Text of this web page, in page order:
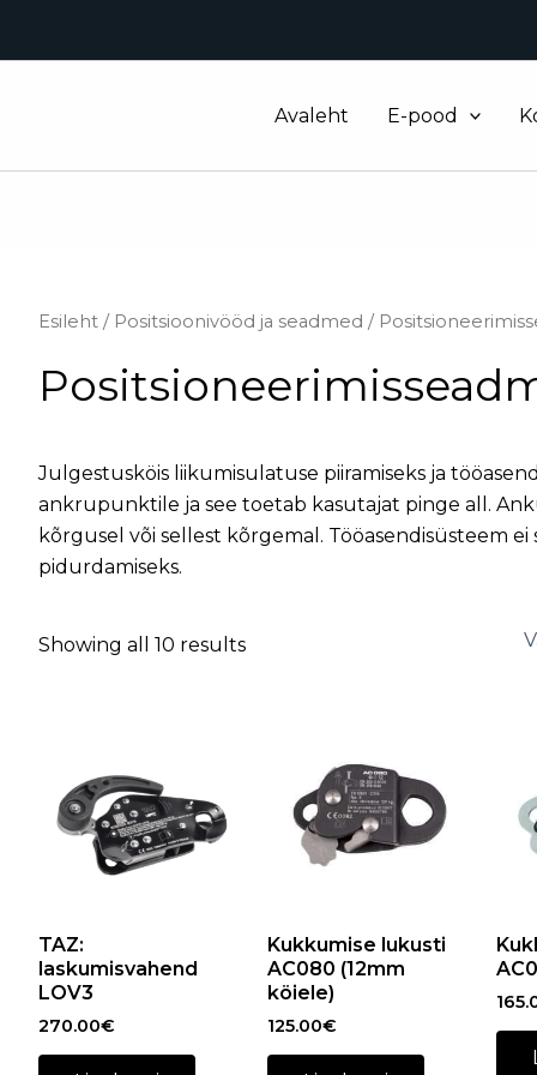
Avaleht E-pood
Esileht / Positsioonivööd ja seadmed /
Julgestusköis liikumisulatuse piiramiseks ja
ankrupunktile ja see toetab kasutajat pinge all.
kõrgusel või sellest kõrgemal. Tööasendisüsteem
pidurdamiseks.
Showing all 10 results
TAZ:
laskumisvahend
LOV3
270.00€
Kukkumise lukusti
AC080 (12mm
köiele)
125.00€